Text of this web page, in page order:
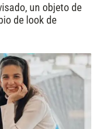
un objeto de
de look de